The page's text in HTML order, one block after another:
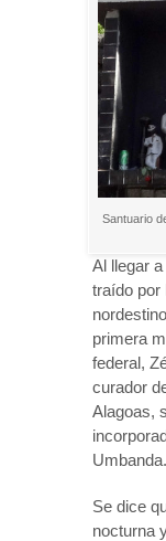
Santuario
Al llegar
traído por
primera
federal,
curador
Alagoas,
Umbanda.
Se dice
nocturna